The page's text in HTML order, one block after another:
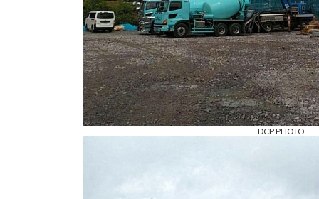
DCP PHOTO